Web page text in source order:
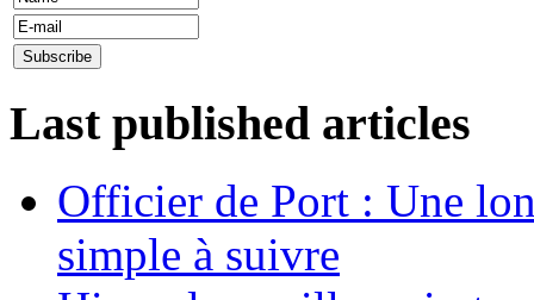
Last published articles
Officier de Port : Une
simple à suivre